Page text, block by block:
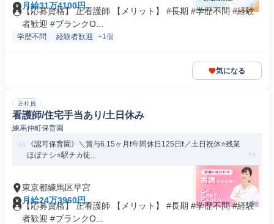
月給31万4100円
【応募資格】 正看護師 【メリット】 #長期 #学歴不問 #経験
者歓迎 #ブランクO...
学歴不問 経験者歓迎 +1個
気になる
正社員
看護師/住宅手当あり/土日休み
練馬仲町保育園
《認可保育園》＼賞与6.15ヶ月❗️年間休日125日❗️／土日祝休⭐残業
ほぼナシ⭐駅チカ徒...
東京都練馬区早宮
月給24万3960円
【応募資格】 正看護師 【メリット】 #長期 #学歴不問 #経験
者歓迎 #ブランクO...